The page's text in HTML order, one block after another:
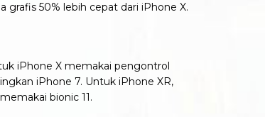
grafis 50% lebih cepat dari iPhone X.
iPhone X memakai pengontrol
iPhone 7. Untuk iPhone XR,
bionic 11.